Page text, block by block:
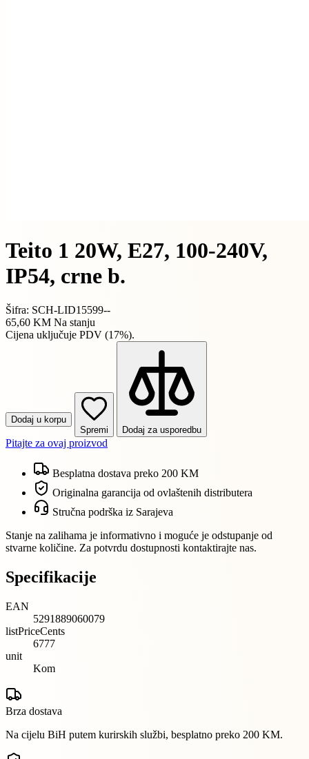
Teito 1 20W, E27, 100-240V,
IP54, crne b.
Šifra: SCH-LID15599--
65,60 KM Na stanju
Cijena uključuje PDV (17%).
Dodaj u korpu
Spremi
Dodaj za usporedbu
Pitajte za ovaj proizvod
Besplatna dostava preko 200 KM
Originalna garancija od ovlaštenih distributera
Stručna podrška iz Sarajeva
Stanje na zalihama je informativno i moguće je odstupanje od
stvarne količine. Za potvrdu dostupnosti kontaktirajte nas.
Specifikacije
EAN
5291889060079
listPriceCents
6777
unit
Kom
Brza dostava
Na cijelu BiH putem kurirskih službi, besplatno preko 200 KM.